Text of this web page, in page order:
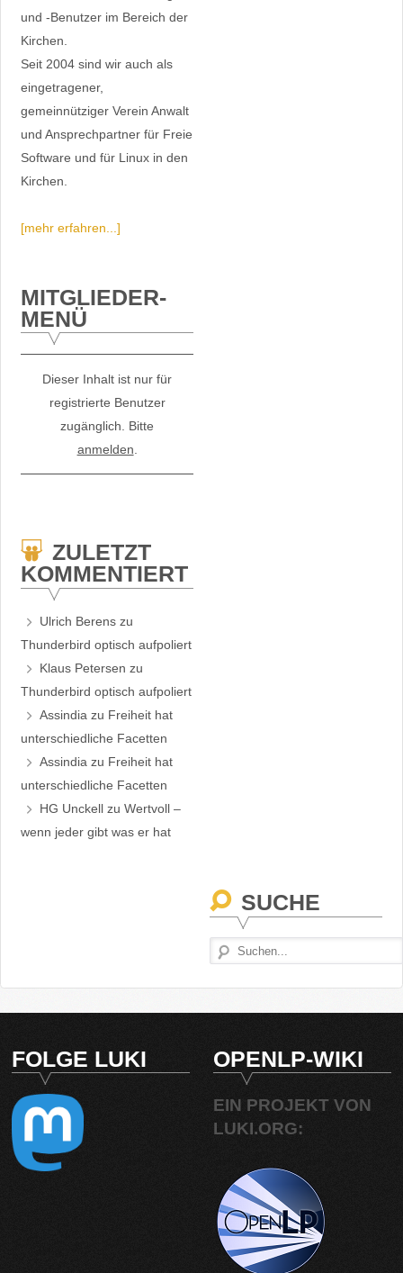
und -Benutzer im Bereich der
Kirchen.
Seit 2004 sind wir auch als
eingetragener,
gemeinnütziger Verein Anwalt
und Ansprechpartner für Freie
Software und für Linux in den
Kirchen.
[mehr erfahren...]
MITGLIEDER-
MENÜ
Dieser Inhalt ist nur für
registrierte Benutzer
zugänglich. Bitte
anmelden
ZULETZT
KOMMENTIERT
Ulrich Berens zu
Thunderbird optisch aufpoliert
Klaus Petersen zu
Thunderbird optisch aufpoliert
Assindia zu Freiheit hat
unterschiedliche Facetten
Assindia zu Freiheit hat
unterschiedliche Facetten
HG Unckell zuWertvoll –
wenn jeder gibt was er hat
SUCHE
FOLGE LUKI OPENLP-WIKI
EIN PROJEKT VON
LUKI.ORG: